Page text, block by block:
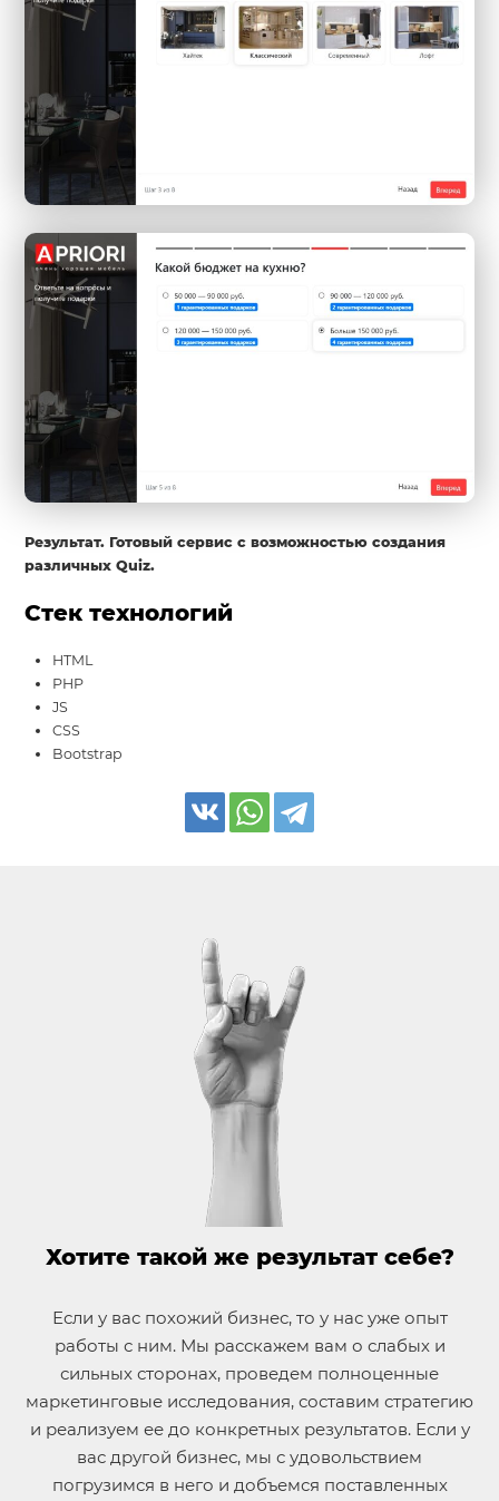
Результат. Готовый сервис с возможностью создания
различных Quiz.
Стек технологий
HTML
PHP
JS
CSS
Bootstrap
Хотите такой же результат себе?
Если у вас похожий бизнес, то у нас уже опыт
работы с ним. Мы расскажем вам о слабых и
сильных сторонах, проведем полноценные
маркетинговые исследования, составим стратегию
и реализуем ее до конкретных результатов. Если у
вас другой бизнес, мы с удовольствием
погрузимся в него и добъемся поставленных